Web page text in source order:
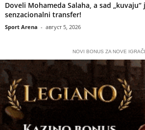
Doveli Mohameda Salaha, a sad „kuvaju“
senzacionalni transfer!
Sport Arena - август 5, 2026
NOVI BONUS ZA NOVE